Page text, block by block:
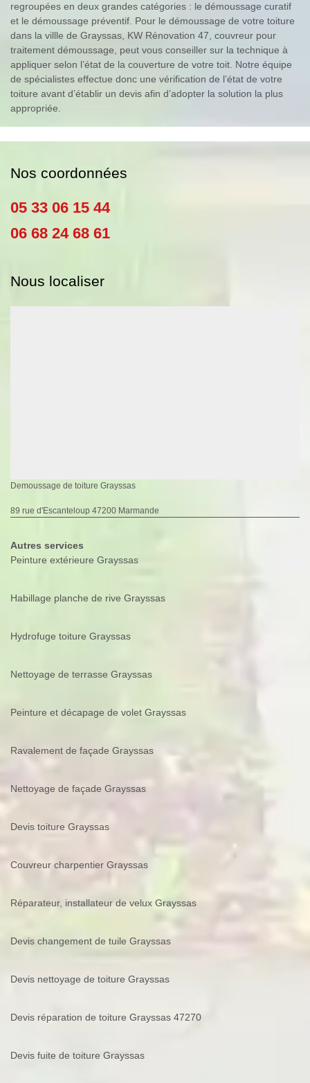
regroupées en deux grandes catégories : le démoussage curatif
et le démoussage préventif. Pour le démoussage de votre toiture
dans la villle de Grayssas, KW Rénovation 47, couvreur pour
traitement démoussage, peut vous conseiller sur la technique à
appliquer selon l’état de la couverture de votre toit. Notre équipe
de spécialistes effectue donc une vérification de l’état de votre
toiture avant d’établir un devis afin d’adopter la solution la plus
appropriée.
Nos coordonnées
05 33 06 15 44
06 68 24 68 61
Nous localiser
Demoussage de toiture Grayssas
89 rue d'Escanteloup 47200 Marmande
Autres services
Peinture extérieure Grayssas
Habillage planche de rive Grayssas
Hydrofuge toiture Grayssas
Nettoyage de terrasse Grayssas
Peinture et décapage de volet Grayssas
Ravalement de façade Grayssas
Nettoyage de façade Grayssas
Devis toiture Grayssas
Couvreur charpentier Grayssas
Réparateur, installateur de velux Grayssas
Devis changement de tuile Grayssas
Devis nettoyage de toiture Grayssas
Devis réparation de toiture Grayssas 47270
Devis fuite de toiture Grayssas